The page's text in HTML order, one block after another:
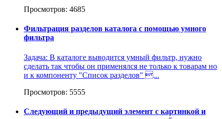
Просмотров: 4685
Фильтрация разделов каталога с помощью умного
фильтра
Задача: В каталоге выводится умный фильтр, нужно
сделать так чтобы он применялся не только к товарам но
и к компоненту "Список разделов" ...
Просмотров: 5555
Следующий и предыдущий элемент с картинкой и